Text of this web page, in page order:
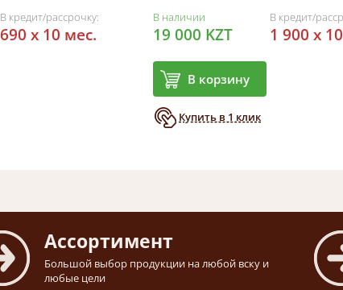
В кредит/рассрочку:
690 x 10 мес.
В наличии
19 000 KZT
В корзину
Купить в 1 клик
В кредит/
1 900 x
Ассортимент
Большой выбор продукции на любой вску и
любые цели